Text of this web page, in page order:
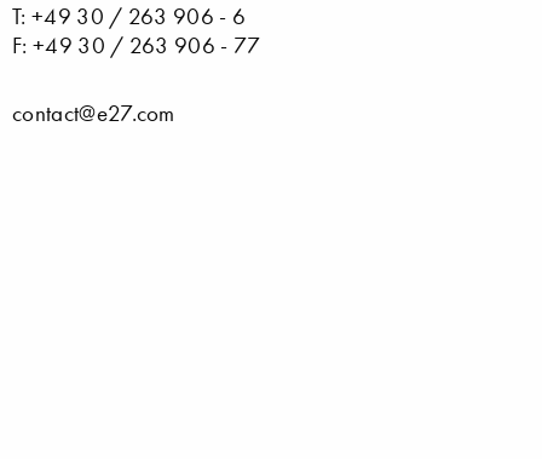
T: +49 30 / 263 906 - 6
F: +49 30 / 263 906 - 77
contact@e27.com